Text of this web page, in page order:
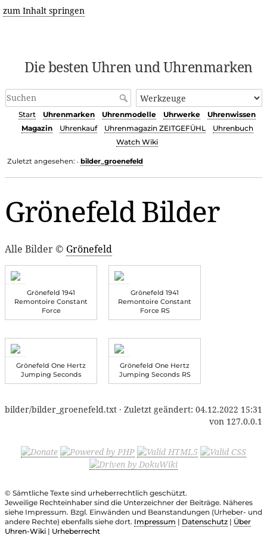
zum Inhalt springen
Die besten Uhren und Uhrenmarken
Start Uhrenmarken Uhrenmodelle Uhrwerke
Uhrenwissen
Magazin
Uhrenkauf Uhrenmagazin ZEITGEFÜHL
Uhrenbuch
Watch Wiki
Zuletzt angesehen: • bilder_groenefeld
Grönefeld Bilder
Alle Bilder © Grönefeld
Grönefeld 1941
Remontoire Constant
Force
Grönefeld 1941
Remontoire Constant
Force RS
Grönefeld One Hertz
Jumping Seconds
Grönefeld One Hertz
Jumping Seconds RS
bilder/bilder_groenefeld.txt · Zuletzt geändert: 04.12.2022 15:31
von 127.0.0.1
© Sämtliche Texte sind urheberrechtlich geschützt.
Jeweilige Rechteinhaber sind die Unterzeichner der Beiträge. Näheres
siehe Impressum. Bzgl. Einwänden und Beanstandungen (Urheber- und
andere Rechte) ebenfalls siehe dort. Impressum | Datenschutz | Über
Uhren-Wiki | Urheberrecht